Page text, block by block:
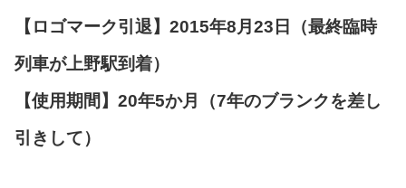
【ロゴマーク引退】2015年8月23日（最終臨時
列車が上野駅到着）
【使用期間】20年5か月（7年のブランクを差し
引きして）